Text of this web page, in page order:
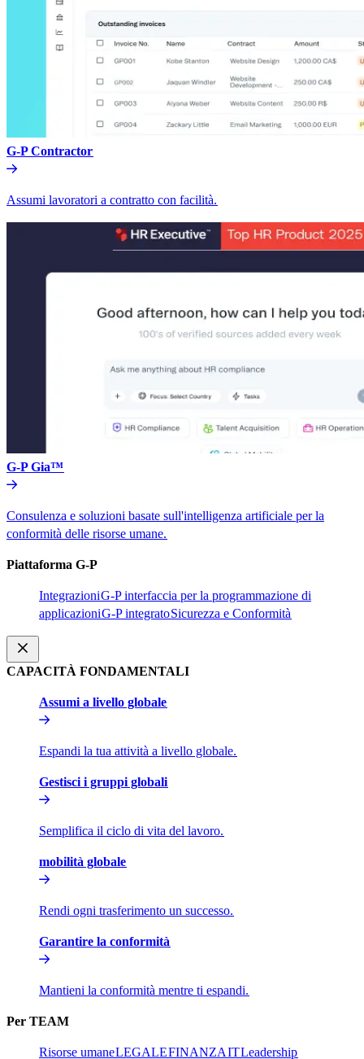
G-P Contractor​​
Assumi lavoratori a contratto con facilità.​​
G-P Gia™​​
Consulenza e soluzioni basate sull'intelligenza artificiale per la
conformità delle risorse umane.​​
Piattaforma G-P​​
Integrazioni​​G-P interfaccia per la programmazione di
applicazioni​​G-P integrato​​Sicurezza e Conformità​​
CAPACITÀ FONDAMENTALI​​
Assumi a livello globale​​
Espandi la tua attività a livello globale.​​
Gestisci i gruppi globali​​
Semplifica il ciclo di vita del lavoro.​​
mobilità globale​​
Rendi ogni trasferimento un successo.​​
Garantire la conformità​​
Mantieni la conformità mentre ti espandi.​​
Per TEAM​​
Risorse umane​​LEGALE​​FINANZA​​IT​​Leadership​​